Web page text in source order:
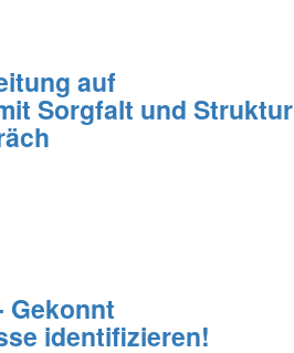
auf
Sorgfalt und Struktur
Gekonnt
identifizieren!